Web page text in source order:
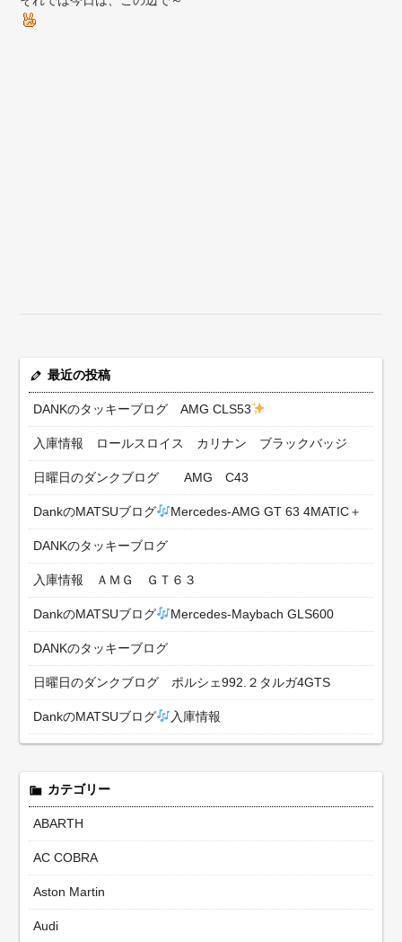
最近の投稿
DANKのタッキーブログ AMG CLS53
入庫情報 ロールスロイス カリナン ブラックバッジ
日曜日のダンクブログ AMG C43
DankのMATSUブログ Mercedes-AMG GT 63 4MATIC＋
DANKのタッキーブログ
入庫情報 ＡＭＧ ＧＴ６３
DankのMATSUブログ Mercedes-Maybach GLS600
DANKのタッキーブログ
日曜日のダンクブログ ポルシェ992.２タルガ4GTS
DankのMATSUブログ 入庫情報
カテゴリー
ABARTH
AC COBRA
Aston Martin
Audi